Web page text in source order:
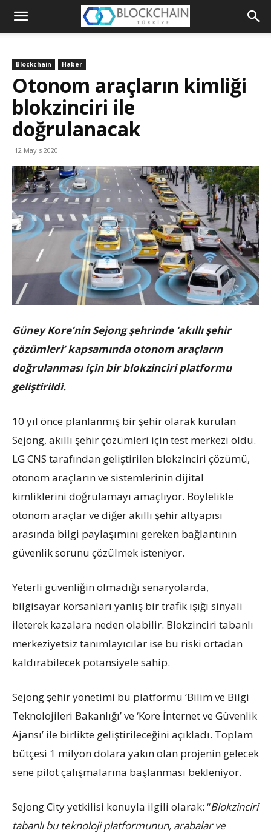
Blockchain
Blockchain Haber
Otonom araçların kimliği
blokzinciri ile
doğrulanacak
12 Mayıs 2020
Güney Kore’nin Sejong şehrinde ‘akıllı şehir
çözümleri’ kapsamında otonom araçların
doğrulanması için bir blokzinciri platformu
geliştirildi.
10 yıl önce planlanmış bir şehir olarak kurulan
Sejong, akıllı şehir çözümleri için test merkezi oldu.
LG CNS tarafından geliştirilen blokzinciri çözümü,
otonom araçların ve sistemlerinin dijital
kimliklerini doğrulamayı amaçlıyor. Böylelikle
otonom araçlar ve diğer akıllı şehir altyapısı
arasında bilgi paylaşımını gereken bağlantının
güvenlik sorunu çözülmek isteniyor.
Yeterli güvenliğin olmadığı senaryolarda,
bilgisayar korsanları yanlış bir trafik ışığı sinyali
ileterek kazalara neden olabilir. Blokzinciri tabanlı
merkeziyetsiz tanımlayıcılar ise bu riski ortadan
kaldırabilecek potansiyele sahip.
Sejong şehir yönetimi bu platformu ‘Bilim ve Bilgi
Teknolojileri Bakanlığı’ ve ‘Kore İnternet ve Güvenlik
Ajansı’ ile birlikte geliştirileceğini açıkladı. Toplam
bütçesi 1 milyon dolara yakın olan projenin gelecek
sene pilot çalışmalarına başlanması bekleniyor.
Sejong City yetkilisi konuyla ilgili olarak: “Blokzinciri
tabanlı bu teknoloji platformunun, arabalar ve